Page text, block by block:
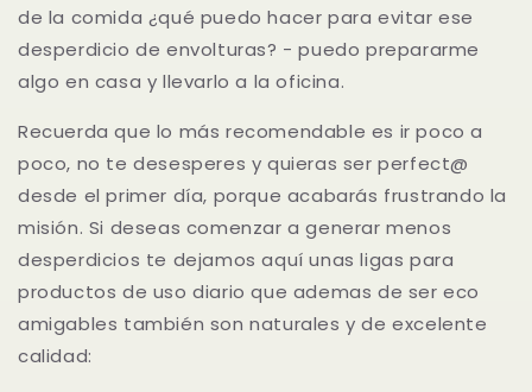
de la comida ¿qué puedo hacer para evitar ese
desperdicio de envolturas? - puedo prepararme
algo en casa y llevarlo a la oficina.
Recuerda que lo más recomendable es ir poco a
poco, no te desesperes y quieras ser perfect@
desde el primer día, porque acabarás frustrando la
misión. Si deseas comenzar a generar menos
desperdicios te dejamos aquí unas ligas para
productos de uso diario que ademas de ser eco
amigables también son naturales y de excelente
calidad: